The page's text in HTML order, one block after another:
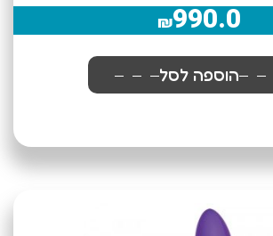
₪990.0
הוספה לסל